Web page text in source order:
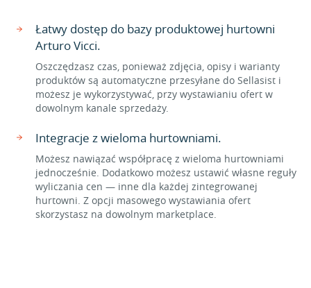
Łatwy dostęp do bazy produktowej hurtowni
Arturo Vicci.
Oszczędzasz czas, ponieważ zdjęcia, opisy i warianty
produktów są automatyczne przesyłane do Sellasist i
możesz je wykorzystywać, przy wystawianiu ofert w
dowolnym kanale sprzedaży.
Integracje z wieloma hurtowniami.
Możesz nawiązać współpracę z wieloma hurtowniami
jednocześnie. Dodatkowo możesz ustawić własne reguły
wyliczania cen — inne dla każdej zintegrowanej
hurtowni. Z opcji masowego wystawiania ofert
skorzystasz na dowolnym marketplace.